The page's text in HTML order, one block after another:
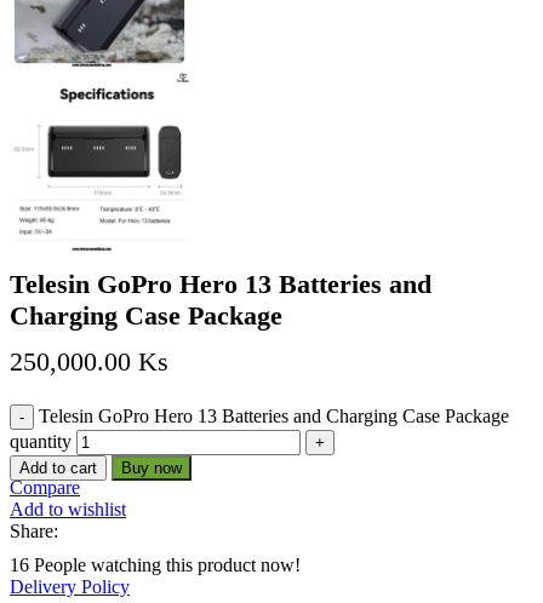
Telesin GoPro Hero 13 Batteries and
Charging Case Package
250,000.00 Ks
Telesin GoPro Hero 13 Batteries and Charging Case Package
quantity
Add to cart Buy now
Compare
Add to wishlist
Share:
16 People watching this product now!
Delivery Policy